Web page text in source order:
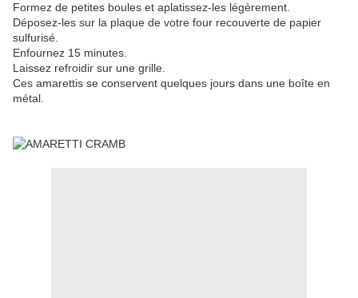
Formez de petites boules et aplatissez-les légèrement.
Déposez-les sur la plaque de votre four recouverte de papier
sulfurisé.
Enfournez 15 minutes.
Laissez refroidir sur une grille.
Ces amarettis se conservent quelques jours dans une boîte en
métal.